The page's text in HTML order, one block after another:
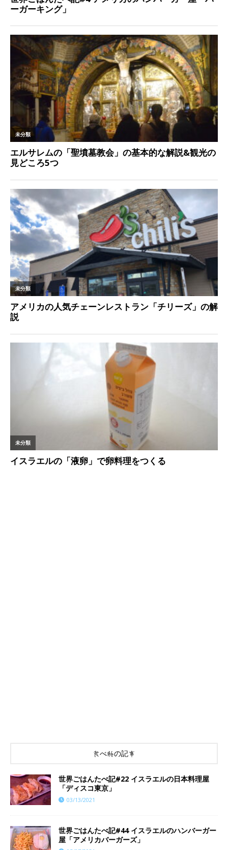
食べ物の記事
世界ごはんたべ記#22 イスラエルの日本料理屋
「ディスコ東京」
03/13/2021
世界ごはんたべ記#44 イスラエルのハンバーガー
屋「アメリカバーガーズ」